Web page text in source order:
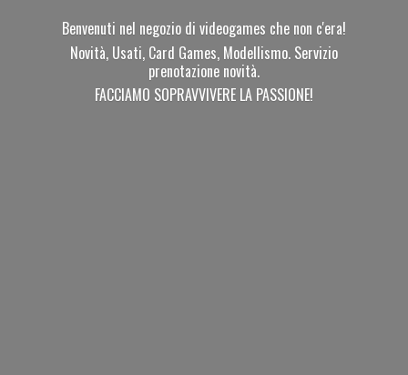
Benvenuti nel negozio di videogames che non c'era!
Novità, Usati, Card Games, Modellismo. Servizio
prenotazione novità.
FACCIAMO SOPRAVVIVERE LA PASSIONE!